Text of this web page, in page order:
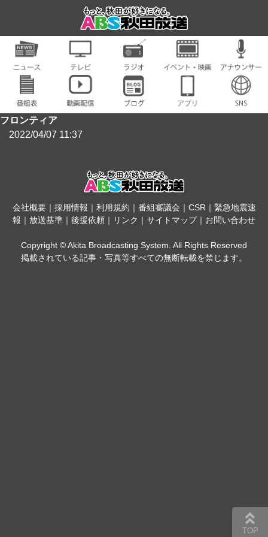
フロンティア
2022/04/07 11:37
会社概要｜ 採用情報 ｜ 利用規約 ｜ 番組審議会 ｜ CSR｜ 緊急地震速
報 ｜ 放送基準 ｜ 後援依頼 ｜ リンク ｜ サイトマップ｜ お問い合わせ
Copyright © Akita Broadcasting System. All Rights Reserved
掲載されている記事・写真等すべての無断転載を禁じます。